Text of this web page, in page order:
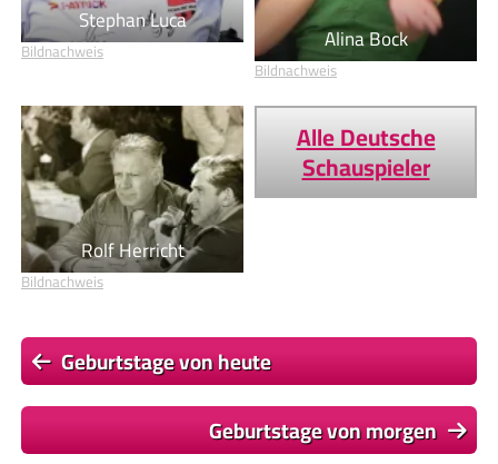
Stephan Luca
Bildnachweis Alina Bock
Bildnachweis
Rolf Herricht
Bildnachweis
Alle Deutsche
Schauspieler
Geburtstage von heute
Geburtstage von morgen